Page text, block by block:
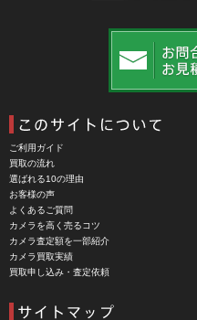
BUFFALO（バッファロー）
Cam Caddie（カムキャディ）
Carhartt（カーハート）
Carl Zeiss Jena（カールツアイ
CASIO（カシオ）
CBL Lens（シービーエル）
CHINON（チノン）
CHIYOCA 千代田商会（ちよだ
CIESTA（シエスタ）
ご利用ガイド
買取の流れ
選ばれる10の理由
お客様の声
よくあるご質問
カメラを高く売るコツ
カメラ査定額を一部紹介
カメラ買取実績
買取申し込み・査定依頼